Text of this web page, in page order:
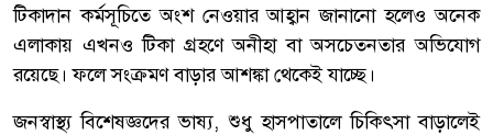
টিকাদান কর্মসূচিতে অংশ নেওয়ার আহ্বান জানানো হলেও অনেক
এলাকায় এখনও টিকা গ্রহণে অনীহা বা অসচেতনতার অভিযোগ
রয়েছে। ফলে সংক্রমণ বাড়ার আশঙ্কা থেকেই যাচ্ছে।
জনস্বাস্থ্য বিশেষজ্ঞদের ভাষ্য, শুধু হাসপাতালে চিকিৎসা বাড়ালেই